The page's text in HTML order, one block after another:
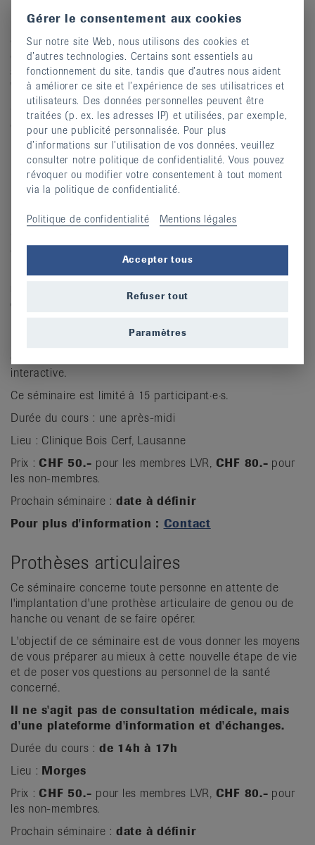
Lorsque je pense à la perte de ma capacité de
discernement ou à la fin de vie, certaines questions
deviennent incontournables. Savoir comment décharger
ses proches et remplir au plus près de sa conscience ses
"Directives anticipées".
Conférence interactive- maximum 20 participants,
organisée en respect des mesures sanitaires en vigueur.
Date à définir.
Pour plus d'infoContact
Maladies osseuses
concernées par une maladie osseuse.
Il ne s'agit pas d'une consultation médicale,
d'échanges
Mobilité, nutrition, équilibre, soins ... ce séminaire
osseuse d'approfondir leurs connaissances de manière
interactive.
Ce séminaire est limité à 15 participant·e·s.
Durée du cours : une après-midi
Lieu : Clinique Bois Cerf, Lausanne
Prix : CHF 50.- pour les membres LVR, CHF 80.- pour
les non-membres.
Prochain séminaire : date à définir
Pour plus d'information : Contact
Prothèses articulaires
Ce séminaire concerne toute personne en attente de
l'implantation d'une prothèse articulaire de genou ou de
hanche ou venant de se faire opérer.
L'objectif de ce séminaire est de vous donner les moyens
de vous préparer au mieux à cette nouvelle étape de vie
et de poser vos questions au personnel de la santé
concerné.
Il ne s'agit pas de consultation médicale, mais
d'une plateforme d'information et d'échanges.
Durée du cours : de 14h à 17h
Lieu : Morges
Prix : CHF 50.- pour les membres LVR, CHF 80.- pour
les non-membres.
Prochain séminaire : date à définir
Gérer le consentement aux cookies
Sur notre site Web, nous utilisons des cookies et
d’autres technologies. Certains sont essentiels au
fonctionnement du site, tandis que d’autres nous aident
à améliorer ce site et l’expérience de ses utilisatrices et
utilisateurs. Des données personnelles peuvent être
traitées (p. ex. les adresses IP) et utilisées, par exemple,
pour une publicité personnalisée. Pour plus
d’informations sur l’utilisation de vos données, veuillez
consulter notre politique de confidentialité. Vous pouvez
révoquer ou modifier votre consentement à tout moment
via la politique de confidentialité.
Politique de confidentialité Mentions légales
Accepter tous
Refuser tout
Paramètres